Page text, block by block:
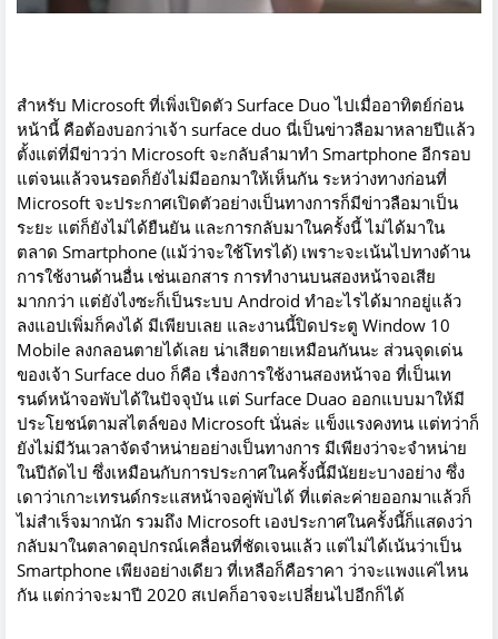
สำหรับ Microsoft ที่เพิ่งเปิดตัว Surface Duo ไปเมื่ออาทิตย์ก่อน
หน้านี้ คือต้องบอกว่าเจ้า surface duo นี่เป็นข่าวลือมาหลายปีแล้ว
ตั้งแต่ที่มีข่าวว่า Microsoft จะกลับลำมาทำ Smartphone อีกรอบ
แต่จนแล้วจนรอดก็ยังไม่มีออกมาให้เห็นกัน ระหว่างทางก่อนที่
Microsoft จะประกาศเปิดตัวอย่างเป็นทางการก็มีข่าวลือมาเป็น
ระยะ แต่ก็ยังไม่ได้ยืนยัน และการกลับมาในครั้งนี้ ไม่ได้มาใน
ตลาด Smartphone (แม้ว่าจะใช้โทรได้) เพราะจะเน้นไปทางด้าน
การใช้งานด้านอื่น เช่นเอกสาร การทำงานบนสองหน้าจอเสีย
มากกว่า แต่ยังไงซะก็เป็นระบบ Android ทำอะไรได้มากอยู่แล้ว
ลงแอปเพิ่มก็คงได้ มีเพียบเลย และงานนี้ปิดประตู Window 10
Mobile ลงกลอนตายได้เลย น่าเสียดายเหมือนกันนะ ส่วนจุดเด่น
ของเจ้า Surface duo ก็คือ เรื่องการใช้งานสองหน้าจอ ที่เป็นเท
รนด์หน้าจอพับได้ในปัจจุบัน แต่ Surface Duao ออกแบบมาให้มี
ประโยชน์ตามสไตล์ของ Microsoft นั่นล่ะ แข็งแรงคงทน แต่ทว่าก็
ยังไม่มีวันเวลาจัดจำหน่ายอย่างเป็นทางการ มีเพียงว่าจะจำหน่าย
ในปีถัดไป ซึ่งเหมือนกับการประกาศในครั้งนี้มีนัยยะบางอย่าง ซึ่ง
เดาว่าเกาะเทรนด์กระแสหน้าจอคู่พับได้ ที่แต่ละค่ายออกมาแล้วก็
ไม่สำเร็จมากนัก รวมถึง Microsoft เองประกาศในครั้งนี้ก็แสดงว่า
กลับมาในตลาดอุปกรณ์เคลื่อนที่ชัดเจนแล้ว แต่ไม่ได้เน้นว่าเป็น
Smartphone เพียงอย่างเดียว ที่เหลือก็คือราคา ว่าจะแพงแค่ไหน
กัน แต่กว่าจะมาปี 2020 สเปคก็อาจจะเปลี่ยนไปอีกก็ได้